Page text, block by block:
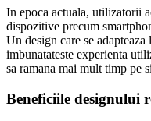
In epoca actuala, utilizatorii
dispozitive precum
Un design care se
imbunatateste experienta
sa ramana mai mult timp pe
Beneficiile designului